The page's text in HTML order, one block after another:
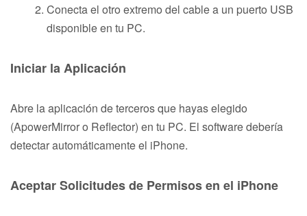
Conecta el otro extremo del cable a un puerto USB
disponible en tu PC.
Iniciar la Aplicación
Abre la aplicación de terceros que hayas elegido
(ApowerMirror o Reflector) en tu PC. El software debería
detectar automáticamente el iPhone.
Aceptar Solicitudes de Permisos en el iPhone